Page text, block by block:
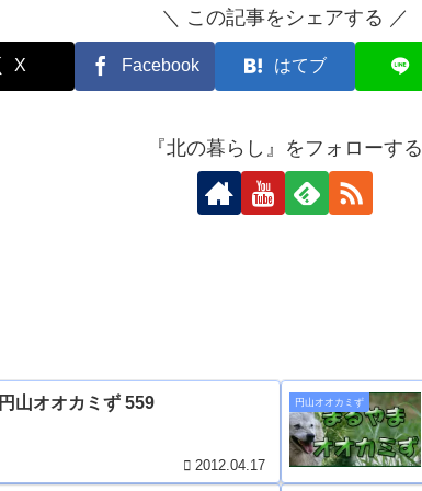
＼ この記事をシェアする ／
X Facebook はてブ
『北の暮らし』をフォローする
円山オオカミず 559
2012.04.17
円山オオカミず